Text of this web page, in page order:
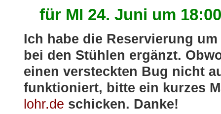
für MI 24. Juni um
Ich habe die Reservierung
bei den Stühlen ergänzt.
einen versteckten Bug nicht
funktioniert, bitte ein kurzes
lohr.de schicken. Danke!